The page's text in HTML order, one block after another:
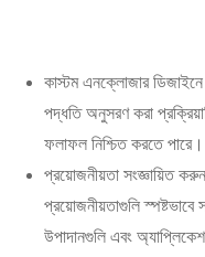
কাস্টম এনক্লোজার
পদ্ধতি অনুসরণ করা
ফলাফল নিশ্চিত করতে পারে।
প্রয়োজনীয়তা সংজ্ঞায়িত
প্রয়োজনীয়তাগুলি
উপাদানগুলি এবং